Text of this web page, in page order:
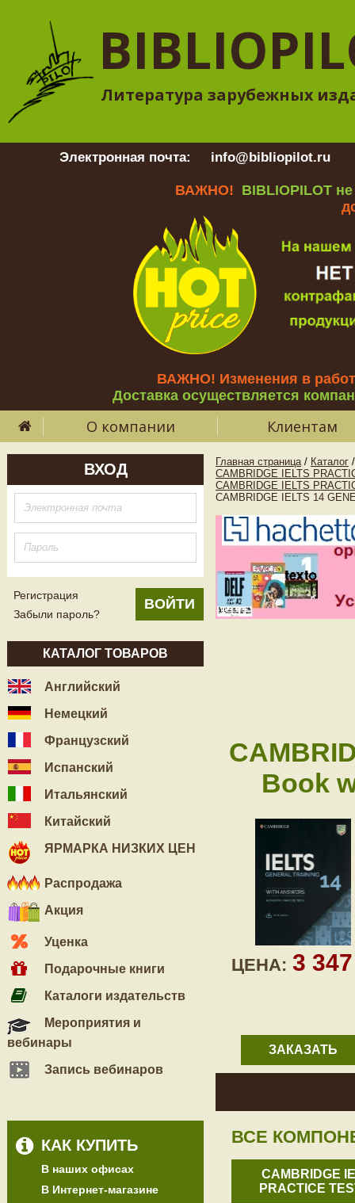
Литература зарубежных
Электронная почта: info@bibliopilot.ru
ВАЖНО! BIBLIOPILOT
ВАЖНО! Изменения в
Доставка осуществляется
О компании Клиентам
ВХОД
Регистрация
Забыли пароль?
КАТАЛОГ ТОВАРОВ
Английский
Немецкий
Французский
Испанский
Итальянский
Китайский
ЯРМАРКА НИЗКИХ ЦЕН
Распродажа
Акция
Уценка
Подарочные книги
Каталоги издательств
Мероприятия и
вебинары
Запись вебинаров
КАК КУПИТЬ
В наших офисах
В Интернет-магазине
Главная страница / Каталог /
CAMBRIDGE IELTS
CAMBRIDGE IELTS
CAMBRIDGE IELTS 14
Book
ЦЕНА: 3
ЗАКАЗАТЬ
ВСЕ
CAMBRIDGE
PRACTICE